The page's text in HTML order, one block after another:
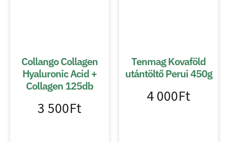
Collango Collagen
Hyaluronic Acid +
Collagen 125db
3 500Ft
Tenmag Kovaföld
utántöltő Perui 450g
4 000Ft